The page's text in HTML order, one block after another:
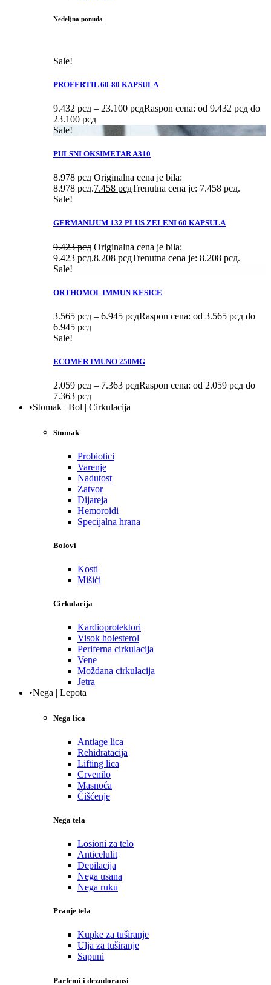
Nedeljna ponuda
Sale!
PROFERTIL 60-80 KAPSULA
9.432 рсд – 23.100 рсдRaspon cena: od 9.432 рсд do
23.100 рсд
Sale!
PULSNI OKSIMETAR A310
8.978рсд Originalna cena je bila:
8.978 рсд.7.458 рсдTrenutna cena je: 7.458 рсд.
Sale!
GERMANIJUM 132 PLUS ZELENI 60 KAPSULA
9.423рсд Originalna cena je bila:
9.423 рсд.8.208 рсдTrenutna cena je: 8.208 рсд.
Sale!
ORTHOMOL IMMUN KESICE
3.565 рсд – 6.945 рсдRaspon cena: od 3.565 рсд do
6.945 рсд
Sale!
ECOMER IMUNO 250MG
2.059 рсд – 7.363 рсдRaspon cena: od 2.059 рсд do
7.363 рсд
•Stomak | Bol | Cirkulacija
Stomak
Probiotici
Varenje
Nadutost
Zatvor
Dijareja
Hemoroidi
Specijalna hrana
Bolovi
Kosti
Mišići
Cirkulacija
Kardioprotektori
Visok holesterol
Periferna cirkulacija
Vene
Moždana cirkulacija
Jetra
•Nega | Lepota
Nega lica
Antiage lica
Rehidratacija
Lifting lica
Crvenilo
Masnoća
Čišćenje
Nega tela
Losioni za telo
Anticelulit
Depilacija
Nega usana
Nega ruku
Pranje tela
Kupke za tuširanje
Ulja za tuširanje
Sapuni
Parfemi i dezodoransi